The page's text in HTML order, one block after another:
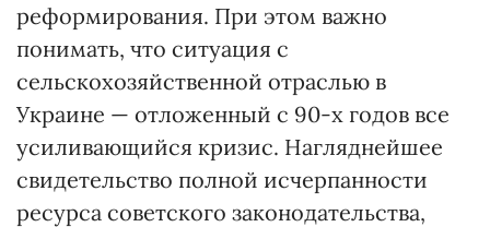
реформирования. При этом важно
понимать, что ситуация с
сельскохозяйственной отраслью в
Украине — отложенный с 90-х годов все
усиливающийся кризис. Нагляднейшее
свидетельство полной исчерпанности
ресурса советского законодательства,